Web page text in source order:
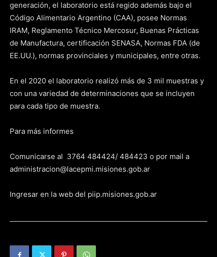
generación, el laboratorio está regido además bajo el
Código Alimentario Argentino (CAA), posee Normas
IRAM, Reglamento Técnico Mercosur, Buenas Prácticas
de Manufactura, certificación SENASA, Normas FDA (de
EE.UU.), normas provinciales y municipales, entre otras.
En el 2020 el laboratorio realizó más de 3 mil muestras y
con una variedad de determinaciones que se incluyen
para cada tipo de muestra.
Para más informes
Comunicarse al 3764 484424/ 484423 o por mail a
administracion@lacepmi.misiones.gob.ar
Ingresar en la web del piip.misiones.gob.ar